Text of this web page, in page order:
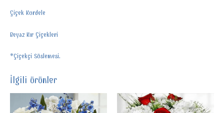
Çiçek Kurdele
Beyaz Kır Çiçekleri
*Çiçekçi Süslemesi.
İlgili ürünler